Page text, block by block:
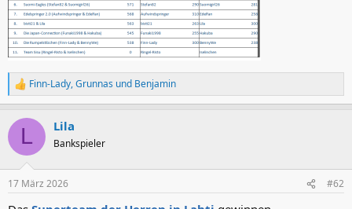
R
e
k
i
e
Finn-Lady,Grunnas und Benjamin
L Lila
Bankspieler
17 März 2026 #62